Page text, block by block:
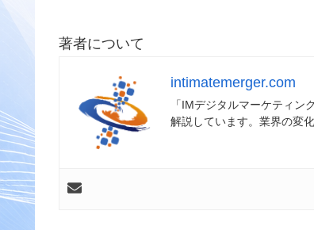
著者について
intimatemerger.com
「IMデジタルマーケティン
解説しています。業界の変